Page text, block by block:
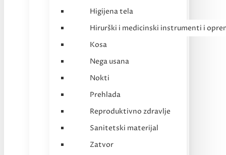
Higijena tela
Hirurški i medicinski instrumenti i
Kosa
Nega usana
Nokti
Prehlada
Reproduktivno zdravlje
Sanitetski materijal
Zatvor